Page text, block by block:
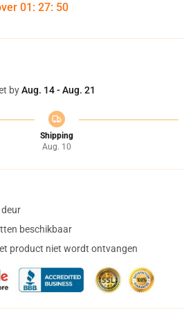
01 : 27: 49
byAug. 14 - Aug. 21
Shipping
Aug. 10
beschikbaar
product niet wordt ontvangen